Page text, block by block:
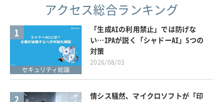
アクセス総合ランキング
1
セキュリティ総論
「生成AIの利用禁止」では防げな
い…IPAが説く「シャドーAI」5つの
対策
2026/08/03
情シス騒然、マイクロソフトが「印